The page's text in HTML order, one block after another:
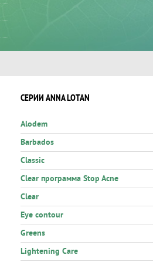
СЕРИИ ANNA LOTAN
Alodem
Barbados
Classic
Clear программа Stop Acne
Clear
Eye contour
Greens
Lightening Care